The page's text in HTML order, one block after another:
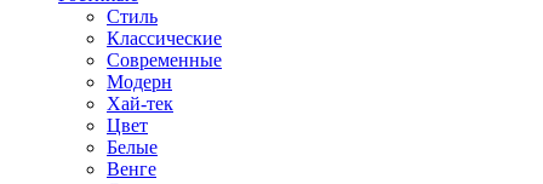
Стиль
Классические
Современные
Модерн
Хай-тек
Цвет
Белые
Венге